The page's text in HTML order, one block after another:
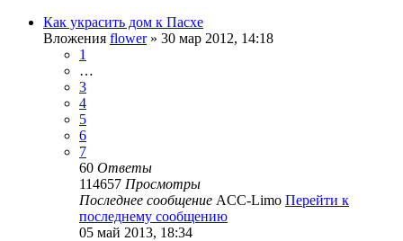
Как украсить дом к Пасхе
Вложения flower» 30 мар 2012, 14:18
1
…
3
4
5
6
7
60 Ответы
114657 Просмотры
Последнее сообщение ACC-Limo Перейти к
последнему сообщению
05 май 2013, 18:34